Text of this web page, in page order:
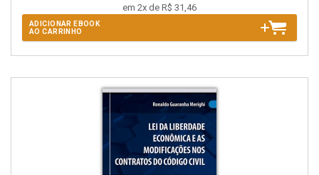
em 2x de R$ 31,46
ADICIONAR EBOOK
AO CARRINHO